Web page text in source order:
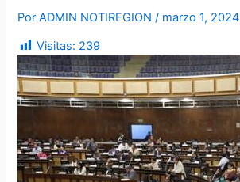
PorADMIN NOTIREGION/ marzo 1, 2024
Visitas: 239